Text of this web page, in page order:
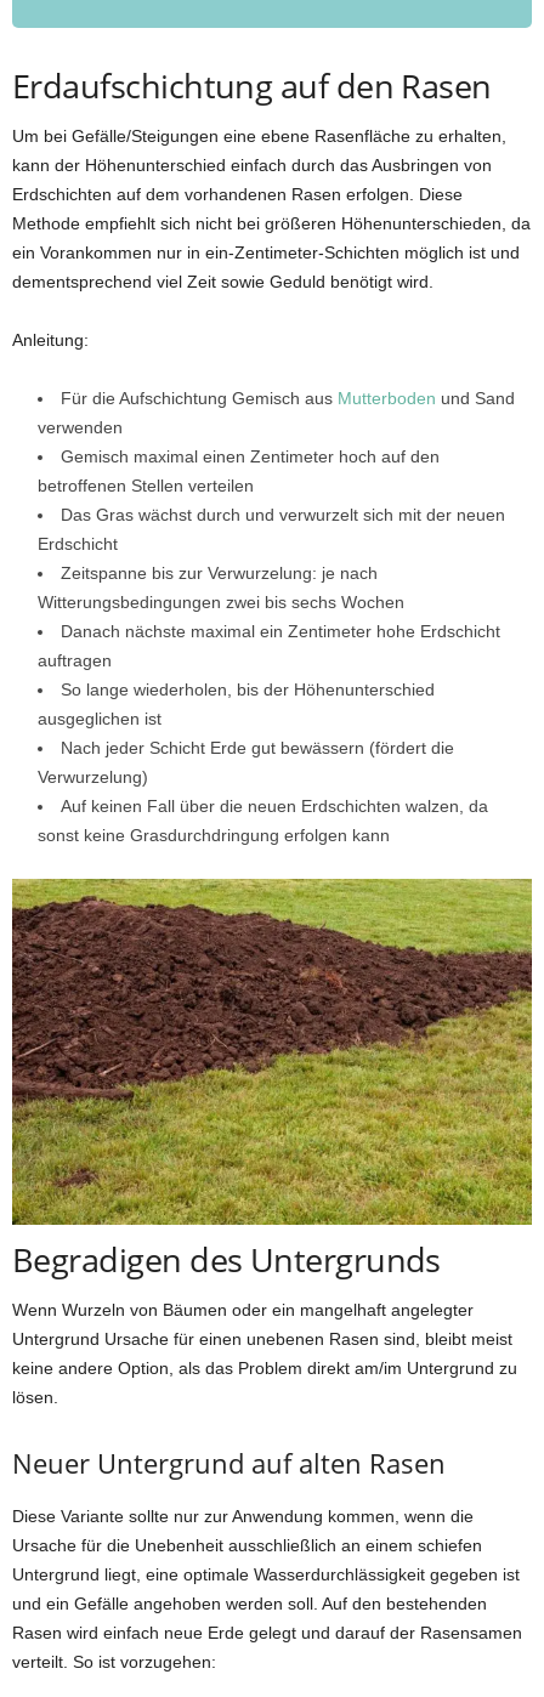
Erdaufschichtung auf den Rasen
Um bei Gefälle/Steigungen eine ebene Rasenfläche zu erhalten,
kann der Höhenunterschied einfach durch das Ausbringen von
Erdschichten auf dem vorhandenen Rasen erfolgen. Diese
Methode empfiehlt sich nicht bei größeren Höhenunterschieden, da
ein Vorankommen nur in ein-Zentimeter-Schichten möglich ist und
dementsprechend viel Zeit sowie Geduld benötigt wird.
Anleitung:
Für die Aufschichtung Gemisch aus Mutterboden und Sand
verwenden
Gemisch maximal einen Zentimeter hoch auf den
betroffenen Stellen verteilen
Das Gras wächst durch und verwurzelt sich mit der neuen
Erdschicht
Zeitspanne bis zur Verwurzelung: je nach
Witterungsbedingungen zwei bis sechs Wochen
Danach nächste maximal ein Zentimeter hohe Erdschicht
auftragen
So lange wiederholen, bis der Höhenunterschied
ausgeglichen ist
Nach jeder Schicht Erde gut bewässern (fördert die
Verwurzelung)
Auf keinen Fall über die neuen Erdschichten walzen, da
sonst keine Grasdurchdringung erfolgen kann
Begradigen des Untergrunds
Wenn Wurzeln von Bäumen oder ein mangelhaft angelegter
Untergrund Ursache für einen unebenen Rasen sind, bleibt meist
keine andere Option, als das Problem direkt am/im Untergrund zu
lösen.
Neuer Untergrund auf alten Rasen
Diese Variante sollte nur zur Anwendung kommen, wenn die
Ursache für die Unebenheit ausschließlich an einem schiefen
Untergrund liegt, eine optimale Wasserdurchlässigkeit gegeben ist
und ein Gefälle angehoben werden soll. Auf den bestehenden
Rasen wird einfach neue Erde gelegt und darauf der Rasensamen
verteilt. So ist vorzugehen: